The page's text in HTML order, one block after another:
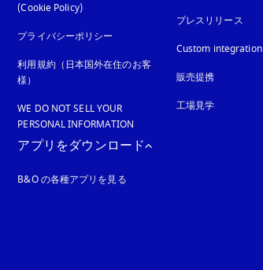
(Cookie Policy)新しいタブに表示されます
プライバシーポリシー
利用規約（日本国外在住のお客
様）
WE DO NOT SELL YOUR
PERSONAL INFORMATION
プレスリリース
Custom integration
販売提携
工場見学
す
アプリをダウンロード
B&O の各種アプリを見る